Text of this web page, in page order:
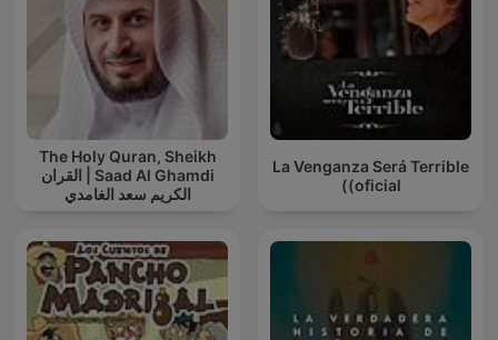
La Venganza Será Terrible
(oficial)
The Holy Quran, Sheikh
Saad Al Ghamdi | القران
الكريم سعد الغامدي